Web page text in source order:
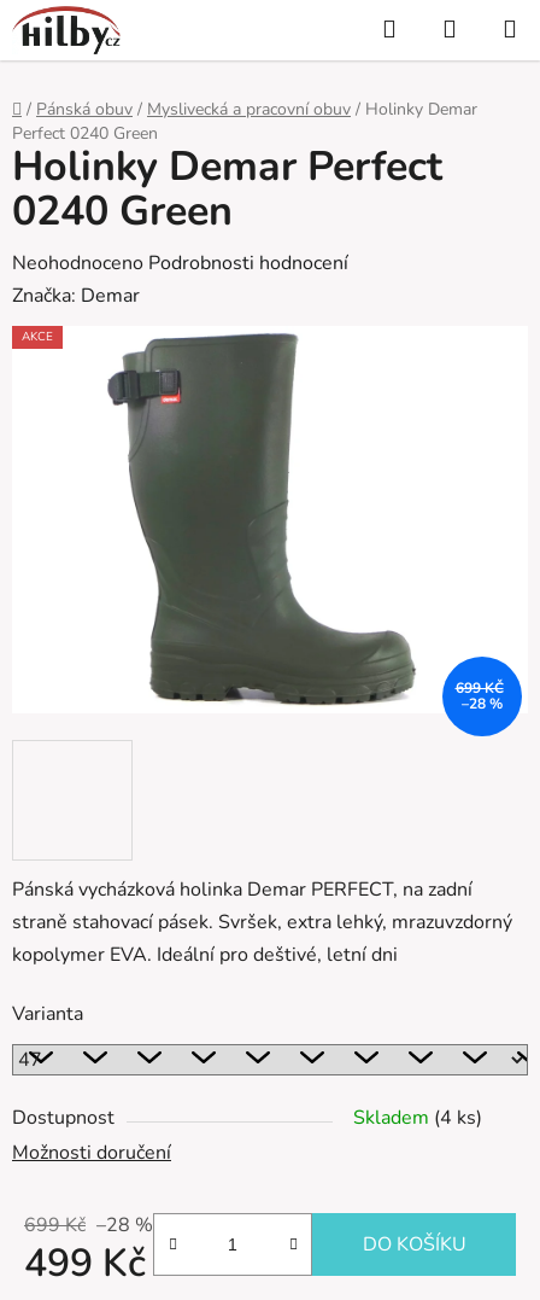
Přejít
na
obsah
Hledat
KOŠÍK
Domů
/ Pánská obuv / Myslivecká a pracovní obuv / Holinky Demar
Perfect 0240 Green
Pánská vycházková holinka Demar PERFECT, na zadní
straně stahovací pásek. Svršek, extra lehký, mrazuvzdorný
kopolymer EVA. Ideální pro deštivé, letní dni
Varianta
Dostupnost Skladem (4 ks)
Možnosti doručení
699 Kč –28 %
499 Kč DO KOŠÍKU
Holinky Demar Perfect
0240 Green
Průměrné
hodnocení
produktu
Neohodnoceno Podrobnosti hodnocení
Značka: Demar
AKCE
699 KČ
–28 %